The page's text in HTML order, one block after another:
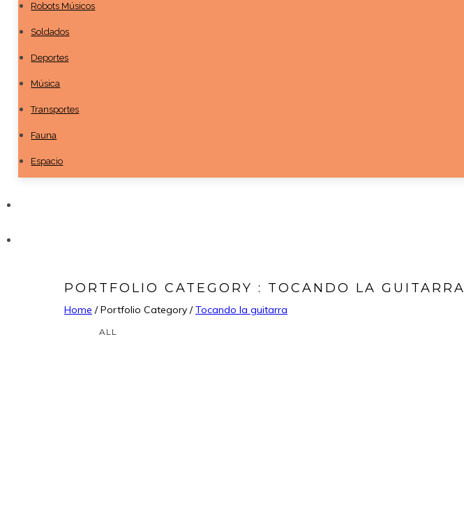
Robots Músicos
Soldados
Deportes
Música
Transportes
Fauna
Espacio
PORTFOLIO CATEGORY : TOCANDO LA GUITARRA
Home / Portfolio Category /Tocando la guitarra
ALL